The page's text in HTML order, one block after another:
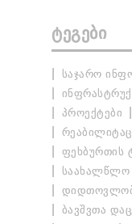
ᲢᲔᲒᲔᲑᲘ
ᲡᲐᲯᲐᲠᲝ
ᲞᲠᲝᲔᲥᲢᲔᲑᲘ
ᲤᲔᲮᲑᲣᲠᲗᲘᲡ
ᲡᲐᲐᲮᲐᲚᲬᲚᲝ
ᲑᲐᲕᲨᲕᲗᲐ